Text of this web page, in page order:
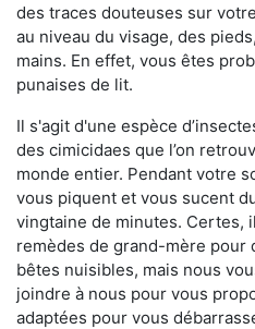
des traces douteuses sur
au niveau du visage, des
mains. En effet, vous êtes
punaises de lit.
Il s'agit d'une espèce
des cimicidaes que l’on
monde entier. Pendant votre
vous piquent et vous sucent
vingtaine de minutes. Certes,
remèdes de grand-mère pour
bêtes nuisibles, mais nous
joindre à nous pour vous
adaptées pour vous